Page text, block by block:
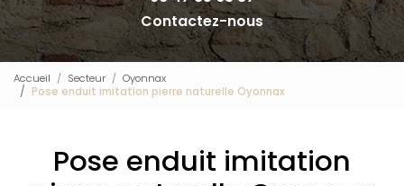
Contactez-nous
Accueil Secteur
Oyonnax
Pose enduit imitation pierre naturelle Oyonnax
Pose enduit imitation